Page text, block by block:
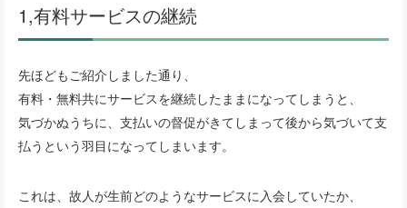
1,有料サービスの継続
先ほどもご紹介しました通り、
有料・無料共にサービスを継続したままになってしまうと、
気づかぬうちに、支払いの督促がきてしまって後から気づいて支
払うという羽目になってしまいます。
これは、故人が生前どのようなサービスに入会していたか、